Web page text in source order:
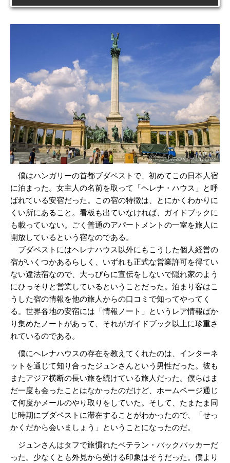
僕はハンガリーの首都ブダペストで、初めてこの日本人宿
に泊まった。女主人の名前を取って「ヘレナ・ハウス」と呼
ばれている安宿だった。この宿の特徴は、とにかくわかりに
くい所にあること。看板も出ていなければ、ガイドブックに
も載っていない。ごく普通のアパートメントの一室を旅人に
開放しているという宿なのである。
ブダペストにはヘレナハウス以外にもこうした個人経営の
宿がいくつかあるらしく、いずれも正式な営業許可を得てい
ない違法宿なので、大っぴらに宣伝をしないで隠れ家のよう
にひっそりと営業しているということだった。泊まり客はこ
うした宿の情報を他の旅人からの口コミで知ってやってく
る。世界各地の安宿には「情報ノート」というレア情報ばか
り集めたノートがあって、それがガイドブック以上に珍重さ
れているのである。
僕にヘレナハウスの存在を教えてくれたのは、インターネ
ットを通じて知り合ったジュンさんという男性だった。彼も
またアジア横断の長い旅を続けている旅人だった。僕らはま
だ一度も会ったことはなかったのだけど、ホームページ通じ
て何度かメールのやり取りをしていた。そして、たまたま同
じ時期にブダペストに滞在することがわかったので、「せっ
かくだから会いましょう」ということになったのだ。
ジュンさんはタフで旅慣れたベテラン・バックパッカーだ
った。少なくとも外見から受ける印象はそうだった。僕より